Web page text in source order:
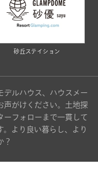
砂丘ステイション
デルハウス、ハウスメー
声がけください。土地探
ーフォローまで一貫して
より良い暮らし、より
？